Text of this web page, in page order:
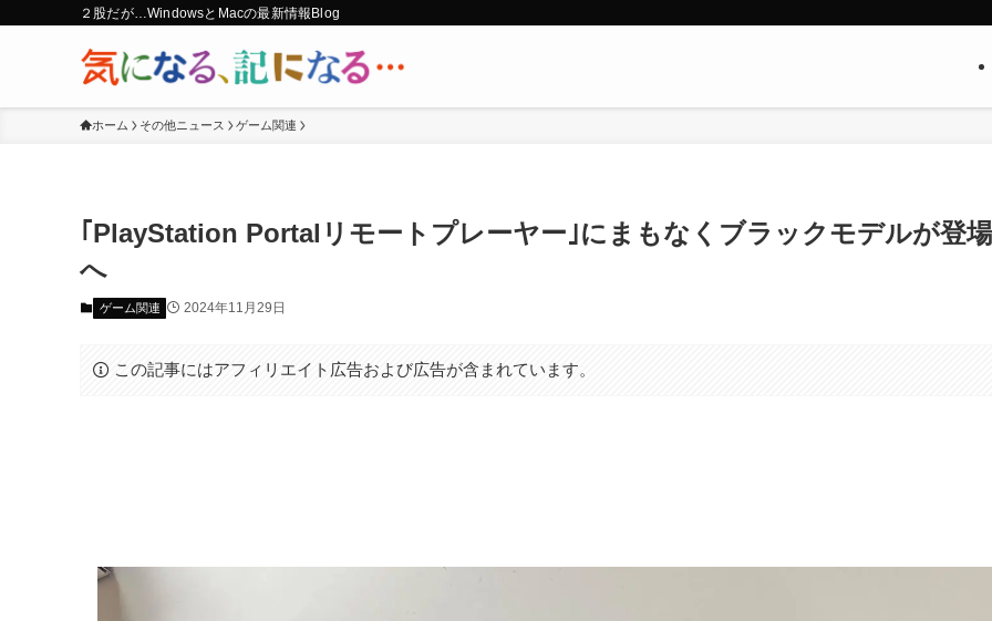
２股だが…WindowsとMacの最新情報Blog
ホーム その他ニュース ゲーム関連
｢PlayStation Portalリモートプレーヤー｣にまもなくブラックモデルが登場
へ
ゲーム関連 2024年11月29日
この記事にはアフィリエイト広告および広告が含まれています。